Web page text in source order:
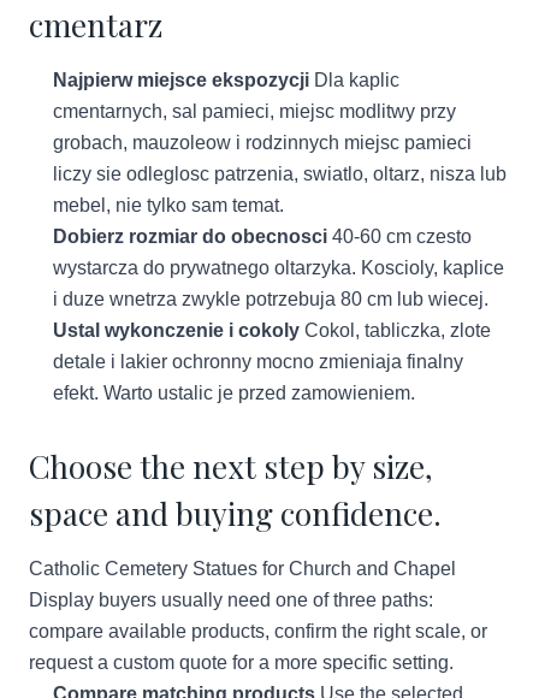
cmentarz
Najpierw miejsce ekspozycji Dla kaplic
cmentarnych, sal pamieci, miejsc modlitwy przy
grobach, mauzoleow i rodzinnych miejsc pamieci
liczy sie odleglosc patrzenia, swiatlo, oltarz, nisza lub
mebel, nie tylko sam temat.
Dobierz rozmiar do obecnosci 40-60 cm czesto
wystarcza do prywatnego oltarzyka. Koscioly, kaplice
i duze wnetrza zwykle potrzebuja 80 cm lub wiecej.
Ustal wykonczenie i cokoly Cokol, tabliczka, zlote
detale i lakier ochronny mocno zmieniaja finalny
efekt. Warto ustalic je przed zamowieniem.
Choose the next step by size,
space and buying confidence.
Catholic Cemetery Statues for Church and Chapel
Display buyers usually need one of three paths:
compare available products, confirm the right scale, or
request a custom quote for a more specific setting.
Compare matching products Use the selected